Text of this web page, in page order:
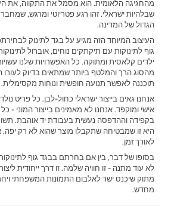
מהחגיגה הלאומית. הוא מסמל את התקווה, את
שבלהיות ישראלי. זהו רגע פטריוטי ומרגש,
הגדול של המדינה.
‫העיצוב המיוחד הזה מגיע על בגד לתינוק
גוף לתינוקות עם תיקתקים נוחים, אוברול
מהסוג הרך והמלטף ביותר שמתאים בדיוק לעורו
תוכננה לאפשר תנועה חופשית ונוחות מקסימלית.‬
אנחנו גאים בייצור ישראלי כחול-לבן. כל פריט
אישי ומוקפד. אנחנו לא מאמינים בייצור המוני -
בקפידה וההדפסה נעשית בעבודת יד אוהבת.
היא זו שמבטיחה שתקבלו מוצר שהוא לא רק יפה,
לאורך זמן.
בסופו של דבר, בין אם בחרתם בבגד גוף
לא עוד מתנה - זו חוויה שלמה. זו דרך ייחודית
מתוק שיכנס ישר לאלבום התמונות המשפחתי
מחדש.